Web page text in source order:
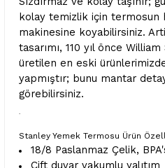
kolay temizlik için termosun
makinesine koyabilirsiniz.
tasarımı, 110 yıl önce
üretilen en eski
yapmıştır; bunu mantar
görebilirsiniz.
·
Stanley Yemek Termosu Ürün
18/8 Paslanmaz Çelik,
Çift duvar vakumlu yalıtım